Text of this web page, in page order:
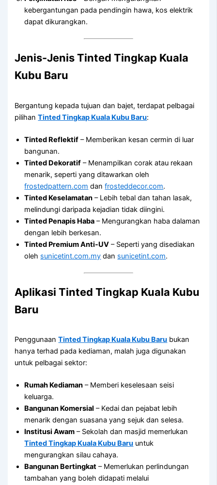
kebergantungan pada pendingin hawa, kos elektrik
dapat dikurangkan.
Jenis-JenisTinted Tingkap Kuala
Kubu Baru
Bergantung kepada tujuan dan bajet, terdapat pelbagai
pilihanTinted Tingkap Kuala Kubu Baru:
Tinted Reflektif – Memberikan kesan cermin di luar
bangunan.
Tinted Dekoratif – Menampilkan corak atau rekaan
menarik, seperti yang ditawarkan oleh
frostedpattern.com danfrosteddecor.com.
Tinted Keselamatan – Lebih tebal dan tahan lasak,
melindungi daripada kejadian tidak diingini.
Tinted Penapis Haba – Mengurangkan haba dalaman
dengan lebih berkesan.
Tinted Premium Anti-UV – Seperti yang disediakan
oleh sunicetint.com.my dan sunicetint.com.
AplikasiTinted Tingkap Kuala Kubu
Baru
PenggunaanTinted Tingkap Kuala Kubu Baru bukan
hanya terhad pada kediaman, malah juga digunakan
untuk pelbagai sektor:
Rumah Kediaman – Memberi keselesaan seisi
keluarga.
Bangunan Komersial – Kedai dan pejabat lebih
menarik dengan suasana yang sejuk dan selesa.
Institusi Awam – Sekolah dan masjid memerlukan
Tinted Tingkap Kuala Kubu Baru untuk
mengurangkan silau cahaya.
Bangunan Bertingkat – Memerlukan perlindungan
tambahan yang boleh didapati melalui